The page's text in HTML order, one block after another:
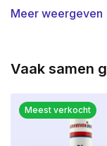
eigen merk.
Goede
extra
producten netjes
Meer weergeven
Vaak samen
Meest verkocht